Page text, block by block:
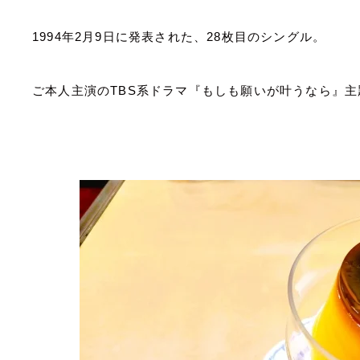
1994年2 月9 日に発表された、 28枚目のシングル。
ご本人主演のTBS系ドラマ『もしも願いが叶うなら』